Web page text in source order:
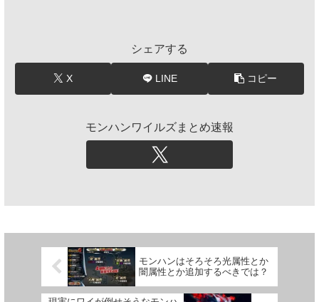
シェアする
X LINE コピー
モンハンワイルズまとめ速報
モンハンはそろそろ光属性とか
闇属性とか追加するべきでは？